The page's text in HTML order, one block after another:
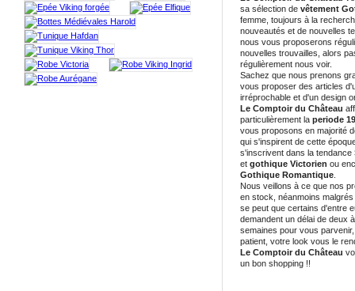
sa sélection de vêtement
femme, toujours à la
nouveautés et de nouvelles
nous vous proposerons
nouvelles trouvailles, alors
régulièrement nous voir.
Sachez que nous prenons
vous proposer des articles
irréprochable et d'un design
Le Comptoir du Château
particulièrement la periode
vous proposons en majorité
qui s'inspirent de cette
s'inscrivent dans la tendance
et gothique Victorien ou
Gothique Romantique
Nous veillons à ce que nos
en stock, néanmoins
se peut que certains d'entre
demandent un délai de deux
semaines pour vous
patient, votre look vous le
Le Comptoir du Château
un bon shopping !!